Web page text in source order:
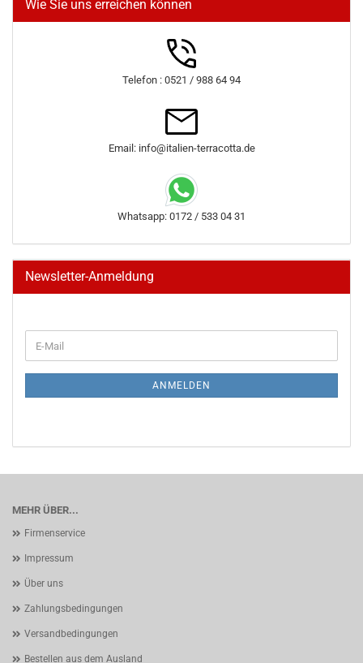
Wie Sie uns erreichen können
Telefon : 0521 / 988 64 94
Email: info@italien-terracotta.de
Whatsapp: 0172 / 533 04 31
Newsletter-Anmeldung
ZUR
E-
Mail
ANMELDEN
MEHR ÜBER...
Firmenservice
Impressum
Über uns
Zahlungsbedingungen
Versandbedingungen
Bestellen aus dem Ausland